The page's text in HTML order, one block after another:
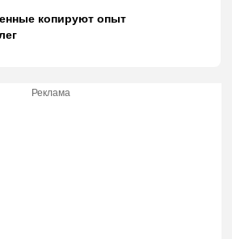
копируют опыт
Реклама